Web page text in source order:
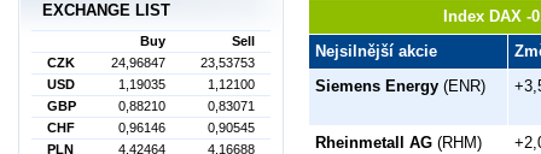
Index DAX -
Nejsilnější akcie
Siemens Energy (ENR)
Rheinmetall AG (RHM)
EXCHANGE LIST
Buy
Sell
CZK
24,96847
23,53753
USD
1,19035
1,12100
GBP
0,88210
0,83071
CHF
0,96146
0,90545
PLN
4,42464 4,16688